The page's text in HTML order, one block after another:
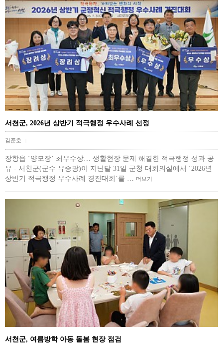
서천군, 2026년 상반기 적극행정 우수사례 선정
김준호
장항읍 ‘양모장’ 최우수상… 생활현장 문제 해결한 적극행정 성과 공
유 - 서천군(군수 유승광)이 지난달 31일 군청 대회의실에서 ‘2026년
상반기 적극행정 우수사례 경진대회’를 …
더보기
서천군, 여름방학 아동 돌봄 현장 점검